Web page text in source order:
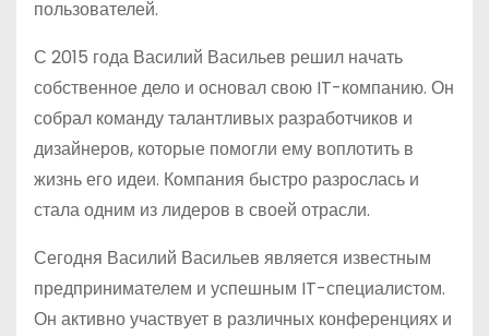
пользователей.
С 2015 года Василий Васильев решил начать
собственное дело и основал свою IT-компанию. Он
собрал команду талантливых разработчиков и
дизайнеров, которые помогли ему воплотить в
жизнь его идеи. Компания быстро разрослась и
стала одним из лидеров в своей отрасли.
Сегодня Василий Васильев является известным
предпринимателем и успешным IT-специалистом.
Он активно участвует в различных конференциях и